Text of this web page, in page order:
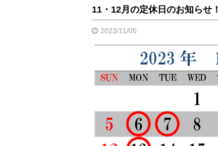
11・12月の定休日のお知らせ！
2023/11/05